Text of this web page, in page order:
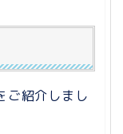
ご紹介しまし